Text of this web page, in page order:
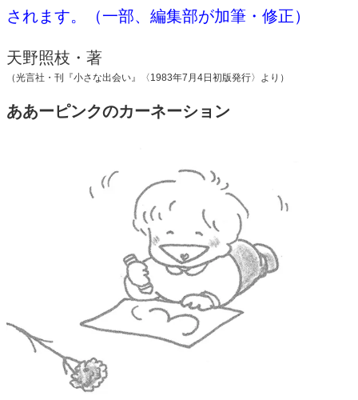
されます。（一部、編集部が加筆・修正）
天野照枝・著
（光言社・刊『小さな出会い』〈 1983年7 月 4日初版発行〉より）
ああーピンクのカーネーション